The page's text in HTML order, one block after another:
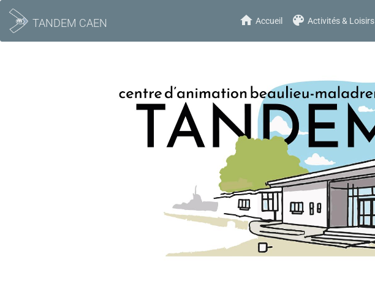
TANDEM CAEN Accueil Activités & Loisirs